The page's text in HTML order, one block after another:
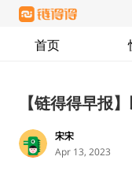
首页
【链得得早报
宋宋
Apr 13, 2023